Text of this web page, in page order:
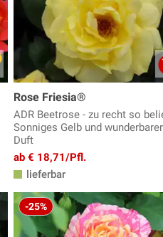
Rose Friesia®
ADR Beetrose - zu recht so
Sonniges Gelb und wunderbarer
Duft
ab € 18,71/Pfl.
lieferbar
-25%